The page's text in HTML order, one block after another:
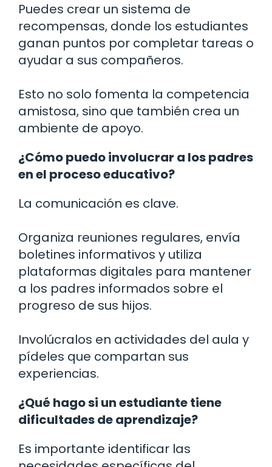
Puedes crear un sistema de
recompensas, donde los estudiantes
ganan puntos por completar tareas o
ayudar a sus compañeros.
Esto no solo fomenta la competencia
amistosa, sino que también crea un
ambiente de apoyo.
¿Cómo puedo involucrar a los padres
en el proceso educativo?
La comunicación es clave.
Organiza reuniones regulares, envía
boletines informativos y utiliza
plataformas digitales para mantener
a los padres informados sobre el
progreso de sus hijos.
Involúcralos en actividades del aula y
pídeles que compartan sus
experiencias.
¿Qué hago si un estudiante tiene
dificultades de aprendizaje?
Es importante identificar las